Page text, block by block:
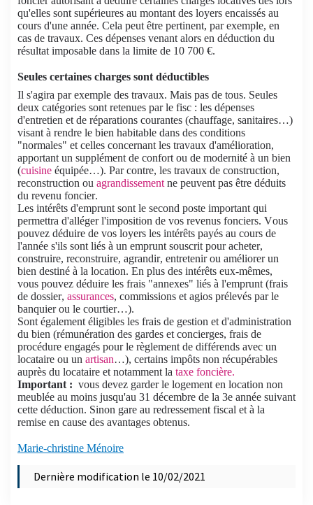
qu'elles sont supérieures au montant des loyers encaissés au
cours d'une année. Cela peut être pertinent, par exemple, en
cas de travaux. Ces dépenses venant alors en déduction du
résultat imposable dans la limite de 10 700 €.
Seules certaines charges sont déductibles
Il s'agira par exemple des travaux. Mais pas de tous. Seules
deux catégories sont retenues par le fisc : les dépenses
d'entretien et de réparations courantes (chauffage, sanitaires…)
visant à rendre le bien habitable dans des conditions
"normales" et celles concernant les travaux d'amélioration,
apportant un supplément de confort ou de modernité à un bien
(cuisine équipée…). Par contre, les travaux de construction,
reconstruction ou agrandissement ne peuvent pas être déduits
du revenu foncier.
Les intérêts d'emprunt sont le second poste important qui
permettra d'alléger l'imposition de vos revenus fonciers. Vous
pouvez déduire de vos loyers les intérêts payés au cours de
l'année s'ils sont liés à un emprunt souscrit pour acheter,
construire, reconstruire, agrandir, entretenir ou améliorer un
bien destiné à la location. En plus des intérêts eux-mêmes,
vous pouvez déduire les frais "annexes" liés à l'emprunt (frais
de dossier, assurances, commissions et agios prélevés par le
banquier ou le courtier…).
Sont également éligibles les frais de gestion et d'administration
du bien (rémunération des gardes et concierges, frais de
procédure engagés pour le règlement de différends avec un
locataire ou un artisan…), certains impôts non récupérables
auprès du locataire et notamment la taxe foncière.
Important : vous devez garder le logement en location non
meublée au moins jusqu'au 31 décembre de la 3e année suivant
cette déduction. Sinon gare au redressement fiscal et à la
remise en cause des avantages obtenus.
Marie-christine Ménoire
Dernière modification le 10/02/2021